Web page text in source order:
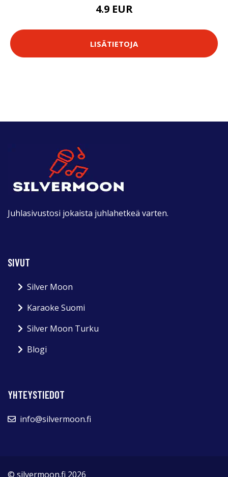
4.9 EUR
LISÄTIETOJA
Juhlasivustosi jokaista juhlahetkeä varten.
SIVUT
Silver Moon
Karaoke Suomi
Silver Moon Turku
Blogi
YHTEYSTIEDOT
info@silvermoon.fi
© silvermoon.fi 2026